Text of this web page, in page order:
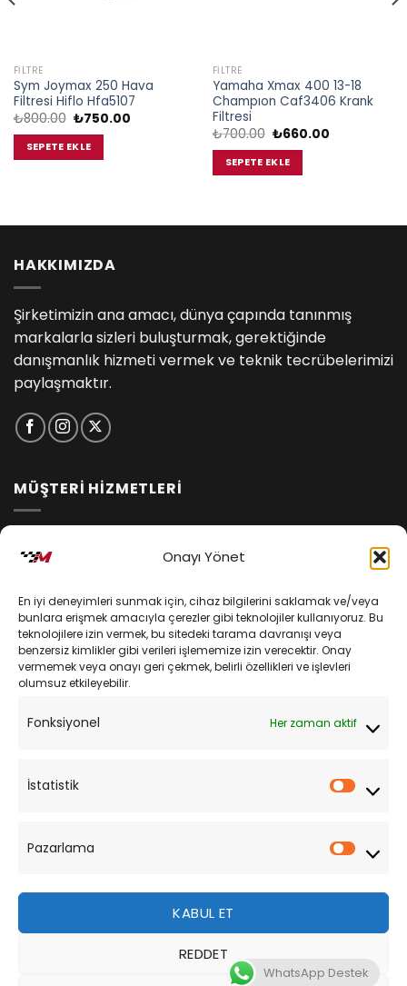
Onayı Yönet
En iyi deneyimleri sunmak için, cihaz bilgilerini saklamak ve/veya
bunlara erişmek amacıyla çerezler gibi teknolojiler kullanıyoruz. Bu
teknolojilere izin vermek, bu sitedeki tarama davranışı veya
benzersiz kimlikler gibi verileri işlememize izin verecektir. Onay
vermemek veya onayı geri çekmek, belirli özellikleri ve işlevleri
olumsuz etkileyebilir.
Fonksiyonel Her zaman aktif
İstatistik
Pazarlama
KABUL ET
REDDET
FILTRE
Sym Joymax 250 Hava
Filtresi Hiflo Hfa5107
₺800.00 Orijinal
₺800.00.
₺750.00Şu
SEPETE EKLE
FILTRE
Yamaha Xmax 400 13-18
Champıon Caf3406 Krank
Filtresi
₺700.00 Orijinal
₺700.00.
₺660.00Şu
SEPETE EKLE
HAKKIMIZDA
Şirketimizin ana amacı, dünya çapında tanınmış
markalarla sizleri buluşturmak, gerektiğinde
danışmanlık hizmeti vermek ve teknik tecrübelerimizi
paylaşmaktır.
MÜŞTERİ HİZMETLERİ
Kişisel Verilerin Korunması
Mesafeli Satış Sözleşmesi
Sipariş Takibi
Bu site, size daha iyi bir tarama deneyimi sunmak için
çerezler kullanmaktadır. Bu web sitesinde gezinerek,
WhatsApp Destek